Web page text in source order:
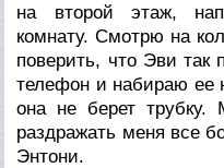
на второй этаж,
комнату. Смотрю на
поверить, что Эви
телефон и набираю ее
она не берет трубку.
раздражать меня все
Энтони.